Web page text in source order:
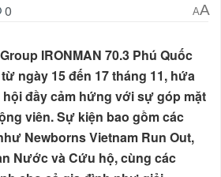
0 AA
IRONMAN 70.3 Phú Quốc
ngày 15 đến 17 tháng 11, hứa
đầy cảm hứng với sự góp mặt
viên. Sự kiện bao gồm các
Newborns Vietnam Run Out,
Nước và Cứu hộ, cùng các